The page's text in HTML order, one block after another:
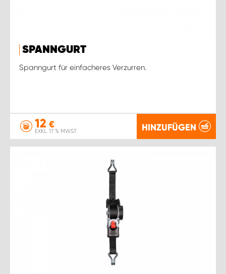
SPANNGURT
Spanngurt für einfacheres Verzurren.
12 €
EXKL. 17 % MWST. HINZUFÜGEN